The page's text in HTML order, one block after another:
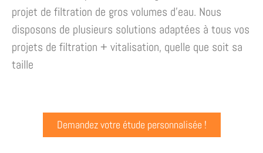
projet de filtration de gros volumes d’eau. Nous
disposons de plusieurs solutions adaptées à tous vos
projets de filtration + vitalisation, quelle que soit sa
taille
Demandez votre étude personnalisée !